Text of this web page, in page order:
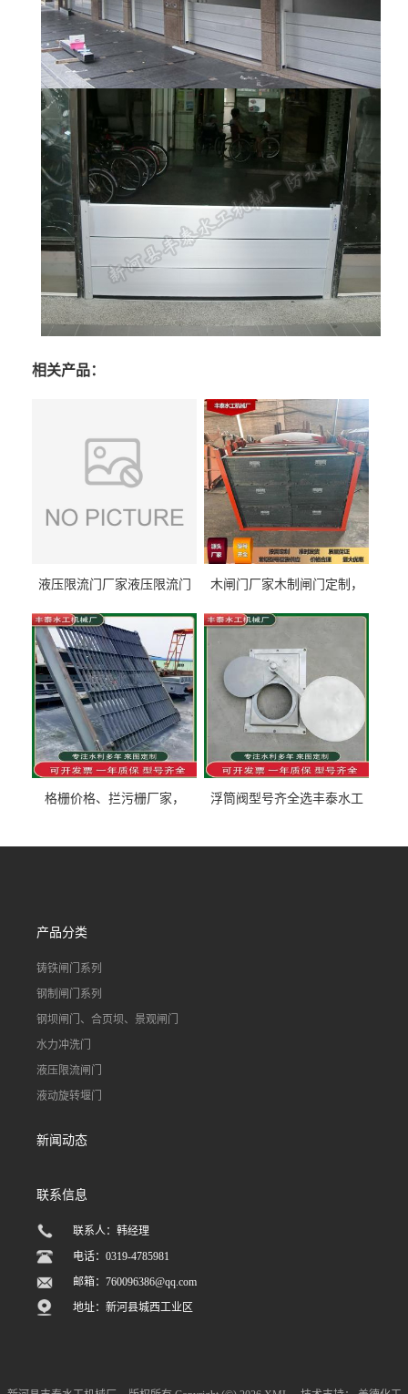
相关产品：
液压限流门厂家液压限流门
泰制造
木闸门厂家木制闸门定制，
型号齐全
格栅价格、拦污栅厂家，
浮筒阀型号齐全选丰泰水工
道水库电站污水处理钢制闸
产品分类
铸铁闸门系列
钢制闸门系列
钢坝闸门、合页坝、景观闸门
水力冲洗门
液压限流闸门
液动旋转堰门
新闻动态
联系信息
联系人：韩经理
电话：0319-4785981
邮箱：760096386@qq.com
地址：新河县城西工业区